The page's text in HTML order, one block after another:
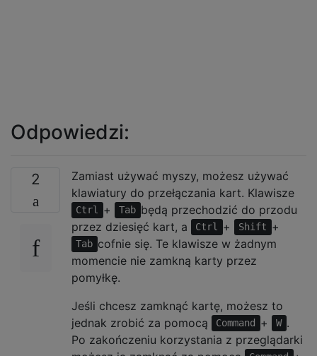
Odpowiedzi:
2
Zamiast używać myszy, możesz używać
klawiatury do przełączania kart. Klawisze
Ctrl + Tab będą przechodzić do przodu
przez dziesięć kart, a
Ctrl + Shift +
Tab cofnie się. Te klawisze w żadnym
momencie nie zamkną karty przez
pomyłkę.
Jeśli chcesz zamknąć kartę, możesz to
jednak zrobić za pomocą
Command + W .
Po zakończeniu korzystania z przeglądarki